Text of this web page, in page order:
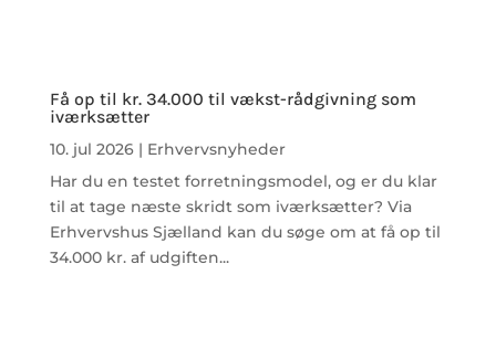
Få op til kr. 34.000 til vækst-rådgivning som
iværksætter
10. jul 2026| Erhvervsnyheder
Har du en testet forretningsmodel, og er du klar
til at tage næste skridt som iværksætter? Via
Erhvervshus Sjælland kan du søge om at få op til
34.000 kr. af udgiften...